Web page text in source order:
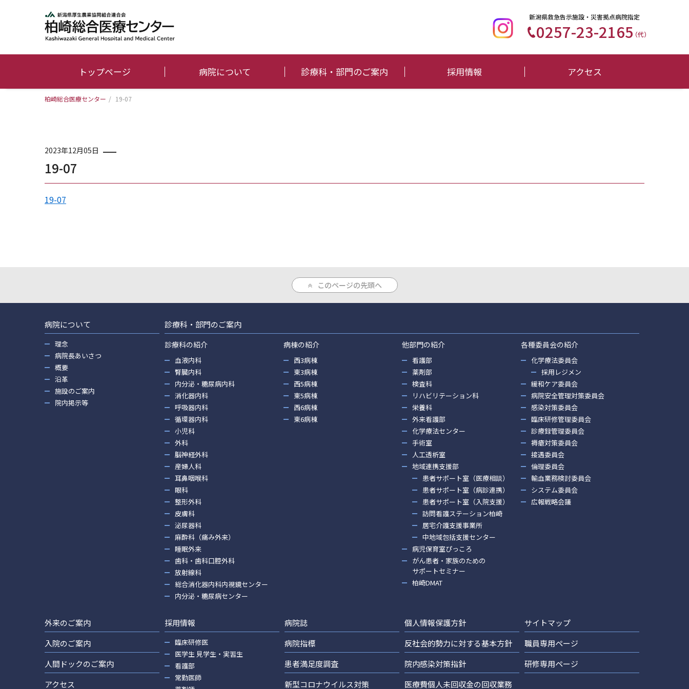
新潟県救急告示施設・災害拠点病院指定
0257-23-2165（代）
トップページ 病院について 診療科・部門のご案内 採用情報 アクセス
柏崎総合医療センター / 19-07
2023年12月05日
19-07
19-07
このページの先頭へ
病院について
理念
病院長あいさつ
概要
沿革
施設のご案内
院内掲示等
診療科・部門のご案内
診療科の紹介
血液内科
腎臓内科
内分泌・糖尿病内科
消化器内科
呼吸器内科
循環器内科
小児科
外科
脳神経外科
産婦人科
耳鼻咽喉科
眼科
整形外科
皮膚科
泌尿器科
麻酔科（痛み外来）
睡眠外来
歯科・歯科口腔外科
放射線科
総合消化器内科内視鏡センター
内分泌・糖尿病センター
病棟の紹介
西3病棟
東3病棟
西5病棟
東5病棟
西6病棟
東6病棟
他部門の紹介
看護部
薬剤部
検査科
リハビリテーション科
栄養科
外来看護部
化学療法センター
手術室
人工透析室
地域連携支援部
患者サポート室（医療相談）
患者サポート室（病診連携）
患者サポート室（入院支援）
訪問看護ステーション柏崎
居宅介護支援事業所
中地域包括支援センター
病児保育室ぴっころ
がん患者・家族のための
サポートセミナー
柏崎DMAT
各種委員会の紹介
化学療法委員会
採用レジメン
緩和ケア委員会
病院安全管理対策委員会
感染対策委員会
臨床研修管理委員会
診療録管理委員会
褥瘡対策委員会
接遇委員会
倫理委員会
輸血業務検討委員会
システム委員会
広報戦略会議
外来のご案内
入院のご案内
人間ドックのご案内
アクセス
採用情報
臨床研修医
医学生 見学生・実習生
看護部
常勤医師
病院誌
病院指標
患者満足度調査
新型コロナウイルス対策
個人情報保護方針
反社会的勢力に対する基本方針
院内感染対策指針
医療費個人未回収金の回収業務
サイトマップ
職員専用ページ
研修専用ページ